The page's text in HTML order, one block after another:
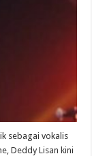
sebagai vokalis
Deddy Lisan kini